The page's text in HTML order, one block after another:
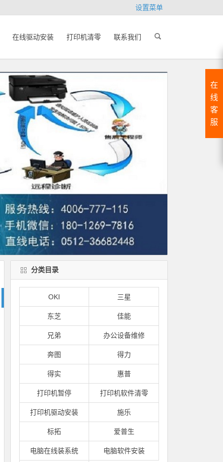
设置菜单
在线驱动安装 打印机清零 联系我们
分类目录
OKI 三星
东芝 佳能
兄弟 办公设备维修
奔图 得力
得实 惠普
打印机暂停 打印机软件清零
打印机驱动安装 施乐
标拓 爱普生
电脑在线装系统 电脑软件安装
在
线
客
服